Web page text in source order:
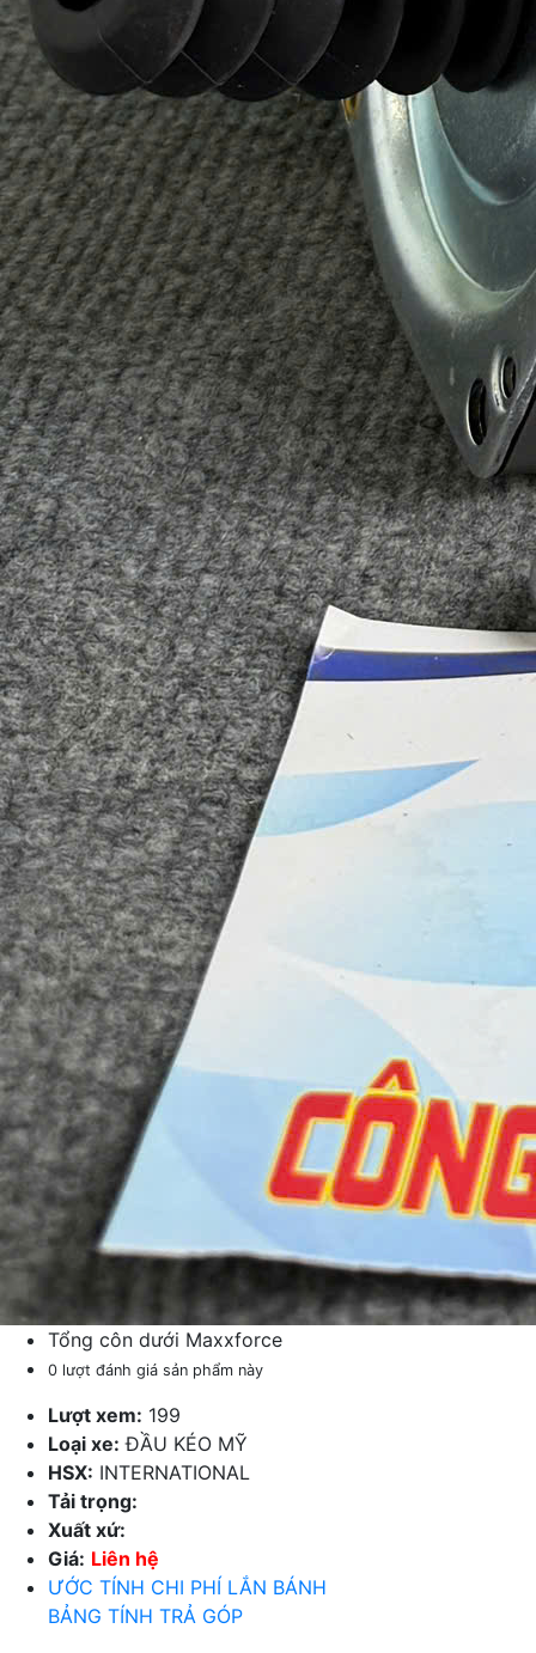
Tổng côn dưới Maxxforce
0 lượt đánh giá sản phẩm này
Lượt xem: 199
Loại xe: ĐẦU KÉO MỸ
HSX: INTERNATIONAL
Tải trọng:
Xuất xứ:
Giá: Liên hệ
ƯỚC TÍNH CHI PHÍ LẮN BÁNH
BẢNG TÍNH TRẢ GÓP